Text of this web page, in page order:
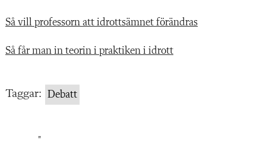
Så vill professorn att idrottsämnet förändras
Så får man in teorin i praktiken i idrott
Taggar: Debatt
"